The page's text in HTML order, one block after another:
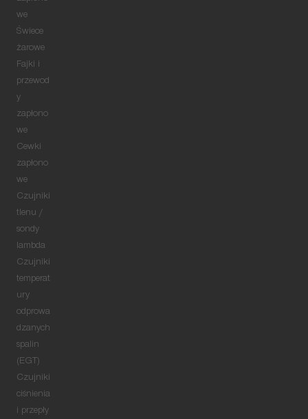
we
Świece
żarowe
Fajki i
przewod
y
zapłono
we
Cewki
zapłono
we
Czujniki
tlenu /
sondy
lambda
Czujniki
temperat
ury
odprowa
dzanych
spalin
(EGT)
Czujniki
ciśnienia
i przepły